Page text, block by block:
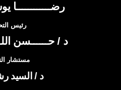
رضــــــــــــا
رئيس
د / حــــــسن
مستشار
د / السيد